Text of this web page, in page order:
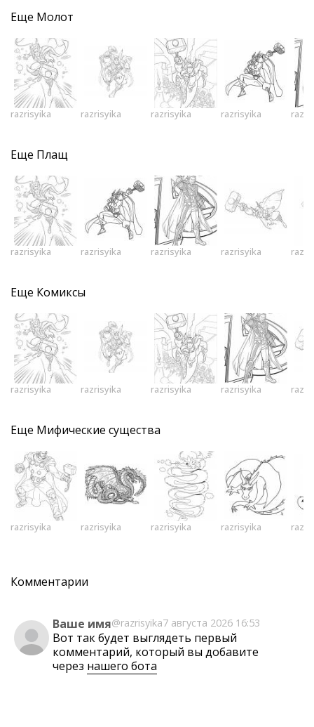
Еще Молот
razrisyika razrisyika razrisyika razrisyika
Еще Плащ
razrisyika razrisyika razrisyika razrisyika
Еще Комиксы
razrisyika razrisyika razrisyika razrisyika
Еще Мифические существа
razrisyika razrisyika razrisyika razrisyika
Комментарии
Ваше имя@razrisyika7 августа 2026 16:53
Вот так будет выглядеть первый
комментарий, который вы добавите
через нашего бота